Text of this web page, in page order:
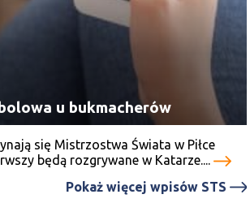
u bukmacherów
się Mistrzostwa Świata w Piłce
będą rozgrywane w Katarze....
Pokaż więcej wpisów STS